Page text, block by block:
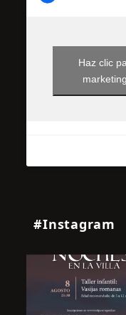
Haz clic
#Instagram